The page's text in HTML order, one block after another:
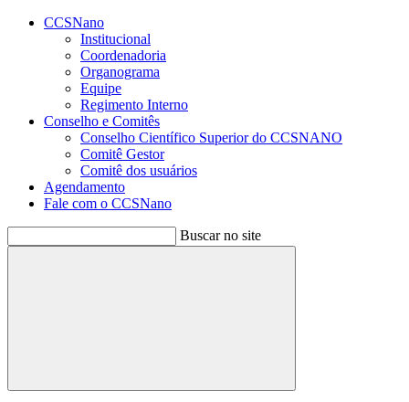
Conteúdo principal
CCSNano
Institucional
Coordenadoria
Organograma
Equipe
Regimento Interno
Conselho e Comitês
Conselho Científico Superior do CCSNANO
Comitê Gestor
Comitê dos usuários
Agendamento
Fale com o CCSNano
Buscar no site
Buscar